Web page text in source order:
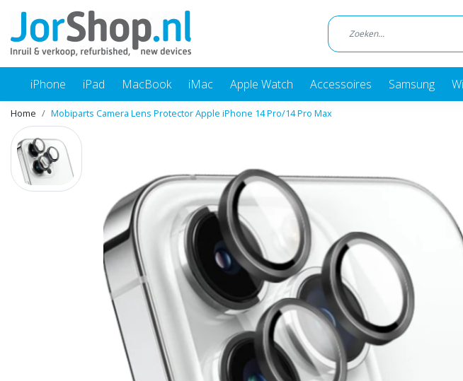
iPhone iPad MacBook iMac Apple Watch Accessoires Samsung
Home Mobiparts Camera Lens Protector Apple iPhone 14 Pro/14 Pro Max